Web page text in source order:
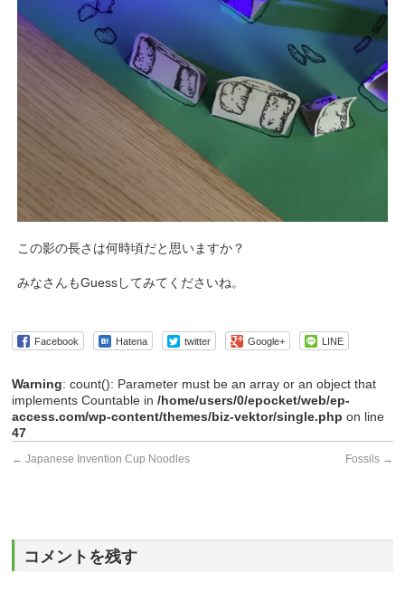
この影の長さは何時頃だと思いますか？
みなさんもGuessしてみてくださいね。
Facebook Hatena twitter Google+ LINE
Warning: count(): Parameter must be an array or an object that
implements Countable in/home/users/0/epocket/web/ep-
access.com/wp-content/themes/biz-vektor/single.php on line
47
← Japanese Invention Cup Noodles Fossils →
コメントを残す